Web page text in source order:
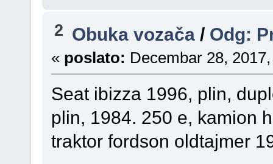
2 Obuka vozača / Odg:
« poslato: Decembar 28,
Seat ibizza 1996, plin,
plin, 1984. 250 e, kamion
traktor fordson oldtajmer